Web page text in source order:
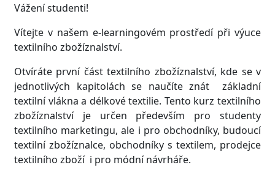
Vážení studenti!
Vítejte v našem e-learningovém prostředí při výuce
textilního zbožíznalství.
Otvíráte první část textilního zbožíznalství, kde se v
jednotlivých kapitolách se naučíte znát základní
textilní vlákna a délkové textilie. Tento kurz textilního
zbožíznalství je určen především pro studenty
textilního marketingu, ale i pro obchodníky, budoucí
textilní zbožíznalce, obchodníky s textilem, prodejce
textilního zboží i pro módní návrháře.